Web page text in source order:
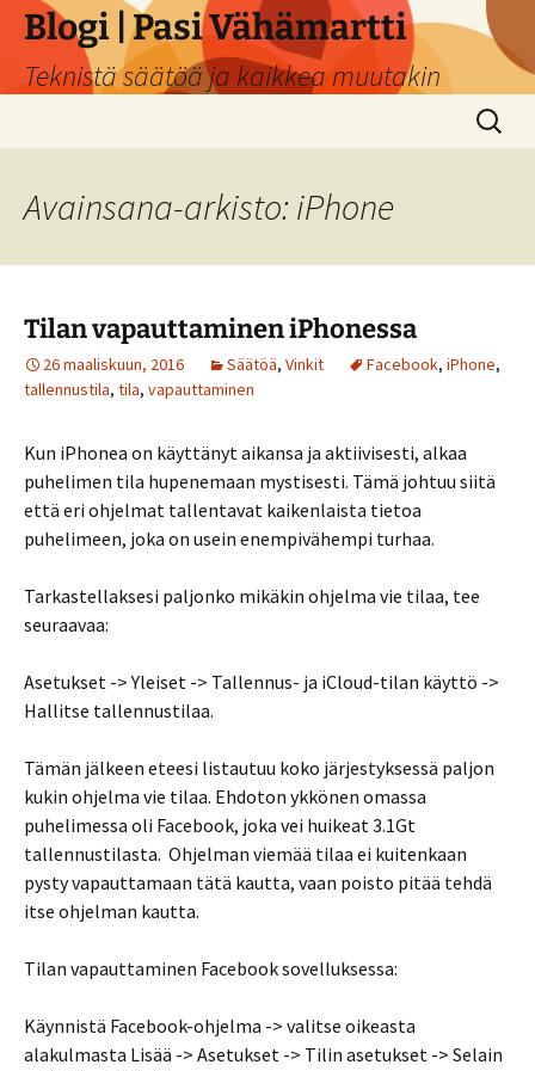
Siirry
sisältöön
Blogi | Pasi Vähämartti
Teknistä säätöä ja kaikkea muutakin
Haku:
Avainsana-arkisto: iPhone
Tilan vapauttaminen iPhonessa
26 maaliskuun, 2016 Säätöä, Vinkit Facebook, iPhone,
tallennustila, tila, vapauttaminen
Kun iPhonea on käyttänyt aikansa ja aktiivisesti, alkaa
puhelimen tila hupenemaan mystisesti. Tämä johtuu siitä
että eri ohjelmat tallentavat kaikenlaista tietoa
puhelimeen, joka on usein enempivähempi turhaa.
Tarkastellaksesi paljonko mikäkin ohjelma vie tilaa, tee
seuraavaa:
Asetukset -> Yleiset -> Tallennus- ja iCloud-tilan käyttö ->
Hallitse tallennustilaa.
Tämän jälkeen eteesi listautuu koko järjestyksessä paljon
kukin ohjelma vie tilaa. Ehdoton ykkönen omassa
puhelimessa oli Facebook, joka vei huikeat 3.1Gt
tallennustilasta. Ohjelman viemää tilaa ei kuitenkaan
pysty vapauttamaan tätä kautta, vaan poisto pitää tehdä
itse ohjelman kautta.
Tilan vapauttaminen Facebook sovelluksessa:
Käynnistä Facebook-ohjelma -> valitse oikeasta
alakulmasta Lisää -> Asetukset -> Tilin asetukset -> Selain